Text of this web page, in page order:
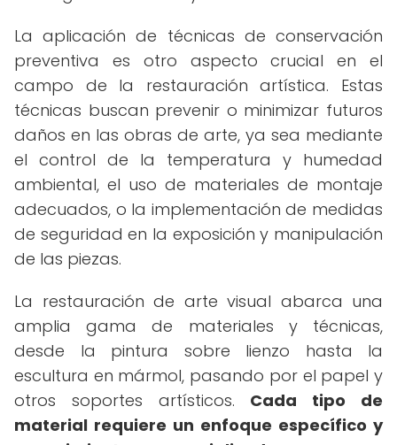
La aplicación de técnicas de conservación
preventiva es otro aspecto crucial en el
campo de la restauración artística. Estas
técnicas buscan prevenir o minimizar futuros
daños en las obras de arte, ya sea mediante
el control de la temperatura y humedad
ambiental, el uso de materiales de montaje
adecuados, o la implementación de medidas
de seguridad en la exposición y manipulación
de las piezas.
La restauración de arte visual abarca una
amplia gama de materiales y técnicas,
desde la pintura sobre lienzo hasta la
escultura en mármol, pasando por el papel y
otros soportes artísticos. Cada tipo de
material requiere un enfoque específico y